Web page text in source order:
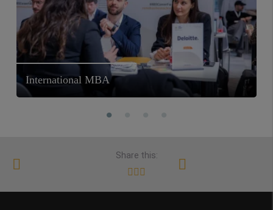
International MBA
Share this: